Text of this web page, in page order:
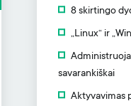
8 skirtingo
„Linux“ ir
savarankiškai
Aktyvavimas